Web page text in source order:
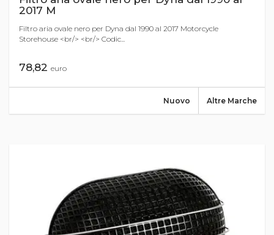
2017 M
Filtro aria ovale nero per Dyna dal 1990 al 2017 Motorcycle
Storehouse <br/> <br/> Codic...
78,82 euro
Altre Marche
Nuovo